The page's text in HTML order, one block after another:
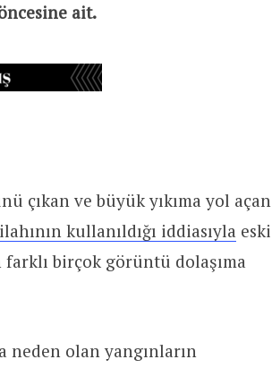
ait.
çıkan ve büyük yıkıma yol açan
kullanıldığı iddiasıyla eski
birçok görüntü dolaşıma
olan yangınların